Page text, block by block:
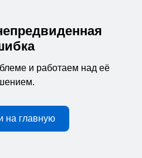
и работаем над её
на главную